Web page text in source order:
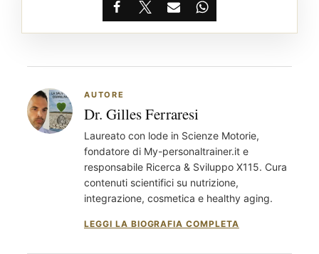
Facebook
X EmailWhatsApp
AUTORE
Dr. Gilles Ferraresi
Laureato con lode in Scienze Motorie,
fondatore di My-personaltrainer.it e
responsabile Ricerca & Sviluppo X115. Cura
contenuti scientifici su nutrizione,
integrazione, cosmetica e healthy aging.
LEGGI LA BIOGRAFIA COMPLETA